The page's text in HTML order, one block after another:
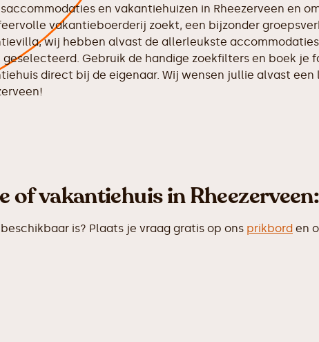
en vakantiehuizen in Rheezerveen en
vakantieboerderij zoekt, een bijzonder
wij hebben alvast de allerleukste
geselecteerd. Gebruik de handige zoekfilters en boek je
direct bij de eigenaar. Wij wensen jullie alvast een
vakantiehuis in Rheezerveen:
is? Plaats je vraag gratis op ons prikbord en